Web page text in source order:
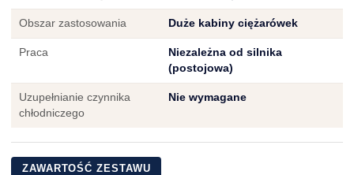
Obszar zastosowania Duże kabiny ciężarówek
Praca
Niezależna od silnika
(postojowa)
Uzupełnianie czynnika
chłodniczego
Nie wymagane
ZAWARTOŚĆ ZESTAWU